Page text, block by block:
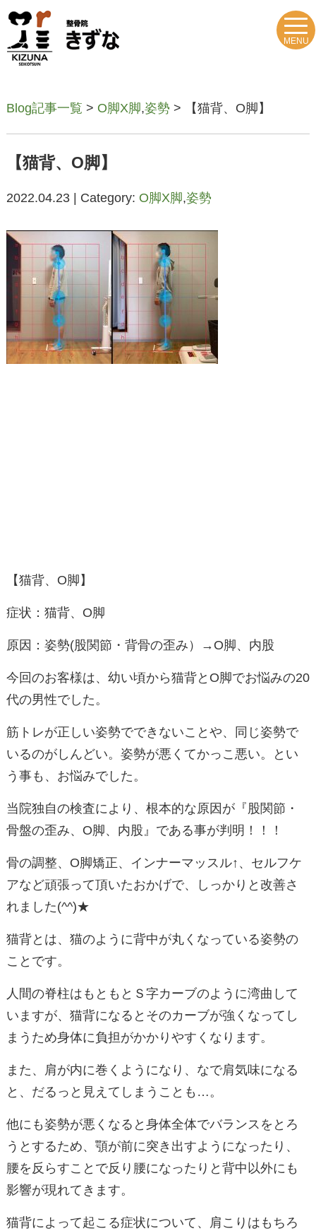
MENU
Blog記事一覧 > O脚X脚,姿勢 > 【猫背、O脚】
【猫背、O脚】
2022.04.23 | Category: O脚X脚,姿勢
【猫背、 O脚】
症状：猫背、 O脚
原因：姿勢(股関節・背骨の歪み） →O脚、内股
今回のお客様は、幼い頃から猫背と O脚でお悩みの20
代の男性でした。
筋トレが正しい姿勢でできないことや、同じ姿勢で
いるのがしんどい。姿勢が悪くてかっこ悪い。とい
う事も、お悩みでした。
当院独自の検査により、根本的な原因が『股関節・
骨盤の歪み、 O脚、内股』である事が判明！！！
骨の調整、 O脚矯正、インナーマッスル↑ 、セルフケ
アなど頑張って頂いたおかげで、しっかりと改善さ
れました(^^)★
猫背とは、猫のように背中が丸くなっている姿勢の
ことです。
人間の脊柱はもともとＳ字カーブのように湾曲して
いますが、猫背になるとそのカーブが強くなってし
まうため身体に負担がかかりやすくなります。
また、肩が内に巻くようになり、なで肩気味になる
と、だるっと見えてしまうことも …。
他にも姿勢が悪くなると身体全体でバランスをとろ
うとするため、顎が前に突き出すようになったり、
腰を反らすことで反り腰になったりと背中以外にも
影響が現れてきます。
猫背によって起こる症状について、肩こりはもちろ